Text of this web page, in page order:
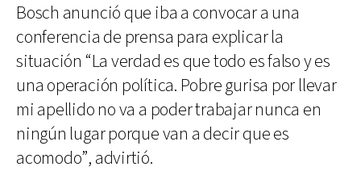
Bosch anunció que iba a convocar a una
conferencia de prensa para explicar la
situación “La verdad es que todo es falso y es
una operación política. Pobre gurisa por llevar
mi apellido no va a poder trabajar nunca en
ningún lugar porque van a decir que es
acomodo”, advirtió.